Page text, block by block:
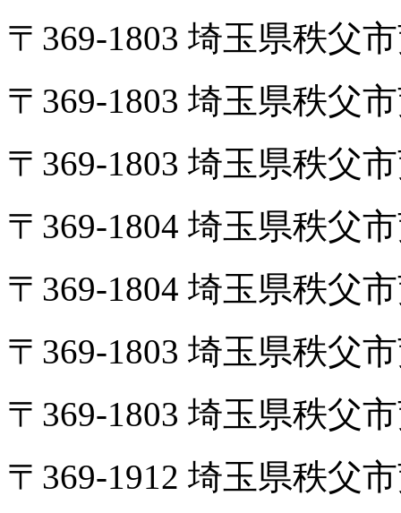
〒369-1803 埼玉県秩父
〒369-1803 埼玉県秩父
〒369-1803 埼玉県秩父
〒369-1804 埼玉県秩父
〒369-1804 埼玉県秩父
〒369-1803 埼玉県秩父
〒369-1803 埼玉県秩父
〒369-1912 埼玉県秩父